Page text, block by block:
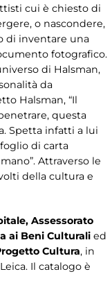
cui è chiesto di
o nascondere,
di inventare una
fotografico.
di Halsman,
da
Halsman, “Il
questa
Spetta infatti a lui
di carta
Attraverso le
della cultura e
Assessorato
ai Beni Culturali ed
Cultura, in
Il catalogo è